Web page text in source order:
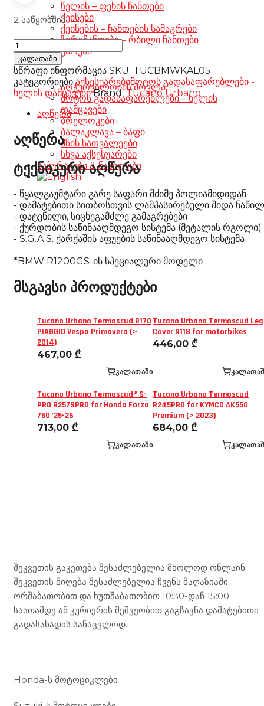
წელის – ფეხის ჩანთები
ქეისები
ქეისების – ჩანთების სამაგრები
ზურგჩანთები – რბილი ჩანთები
აქსესუარები
აღჭურვილობის მოვლა
მოტოს გადასაფარებლები – ხელის
დამცავები
ბრელოკები
ბალაკლავა – ბაფი
მზის სათვალეები
სხვა აქსესუარები
საბურავები & ნაწილები
2 საწყობშია
Leg
cover
motorbike
Gaucho
R120
რაოდენობა
კალათაში
სწრაფი ინფორმაცია SKU: TUCBMWKAL05
კატეგორიები აქსესუარებიმოტოს გადასაფარებლები -
ხელის დამცავები Brand:Tucano Urbano
აღწერა
აღწერა
ტექნიკური აღწერა
- წყალგაუმტარი გარე საფარი მძიმე პოლიამიდიდან
- დამატებითი სითბოსთვის ლამპასირებული შიდა
- დატენილი, სიცხეგამძლე გამაგრებები
- ქურდობის საწინააღმდეგო სისტემა (მეტალის რგოლი)
- S.G.A.S. ქარქაშის აფუების საწინააღმდეგო სისტემა
*BMW R1200GS-ის სპეციალური მოდელი
მსგავსი პროდუქტები
Tucano Urbano Termoscud R170
PIAGGIO Vespa Primavera (>
2014)
467,00 ₾
ᲙᲐᲚᲐᲗᲐᲨᲘ
Tucano Urbano Termoscud Leg
Cover R118 for motorbikes
446,00 ₾
Tucano Urbano Termoscud® S-
PRO R257SPRO for Honda Forza
750 '25-26
713,00 ₾
ᲙᲐᲚᲐᲗᲐᲨᲘ
Tucano Urbano Termoscud
R245PRO for KYMCO AK550
Premium (> 2023)
684,00 ₾
შეკვეთის გაკეთება შესაძლებელია მხოლოდ ონლაინ.
შეკვეთის მიღება შესაძლებელია ჩვენს მაღაზიაში
ორშაბათობით და ხუთშაბათობით 10:30-დან 15:00
საათამდე ან კურიერის მეშვეობით გაგზავნა დამატებითი
გადასახადის სანაცვლოდ.
Honda-ს მოტოციკლები